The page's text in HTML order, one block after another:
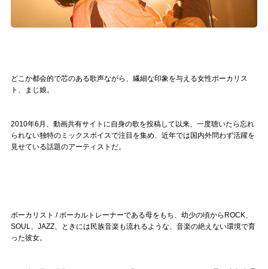
muevoクラウドファンディング
ぶいコミュ！by muevo
Follow us
どこか都会的で芯のある歌声ながら、繊細な印象を与える女性ボーカリス
ト、まじ娘。
2010年6月、動画共有サイトに自身の歌を投稿して以来、一度聴いたら忘れ
られない独特のミックスボイスで注目を集め、近年では国内外問わず活躍を
見せている話題のアーティストだ。
ボーカリスト / ボーカルトレーナーである母をもち、幼少の頃からROCK、
SOUL、JAZZ、ときには民族音楽も流れるような、音楽の絶えない環境で育
った彼女。